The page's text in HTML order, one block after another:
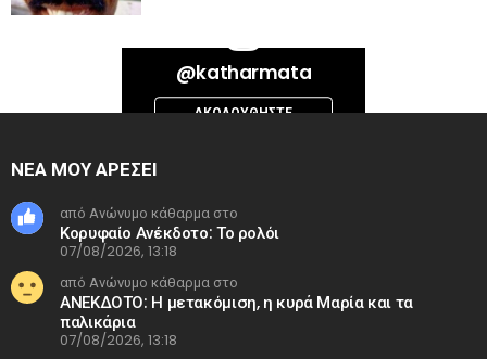
Thursday, 06-Aug-26 13:14:09 PDT. The current time is Friday, 07-Aug-
@katharmata
ΑΚΟΛΟΥΘΉΣΤΕ
ΝΕΑ ΜΟΥ ΑΡΕΣΕΙ
από Ανώνυμο κάθαρμα στο
Κορυφαίο Ανέκδοτο: Το ρολόι
07/08/2026, 13:18
από Ανώνυμο κάθαρμα στο
ΑΝΕΚΔΟΤΟ: Η μετακόμιση, η κυρά Μαρία και τα
παλικάρια
07/08/2026, 13:18